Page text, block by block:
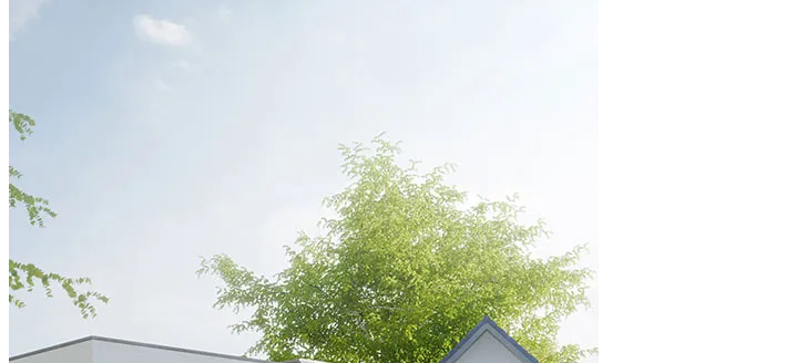
Mustermann GmbH • Musterstrasse 1 • 12345 Musterstadt
AGB (Allgemeine Geschäftsbedingungen)